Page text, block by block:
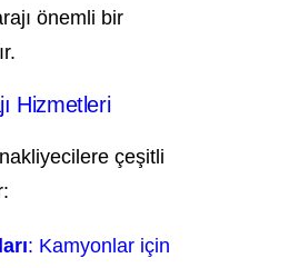
önemli bir
Hizmetleri
çeşitli
: Kamyonlar için